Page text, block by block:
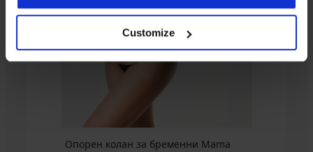
Customize
лв.)
(64,52
лв.)
Опорен колан за бременни Mama